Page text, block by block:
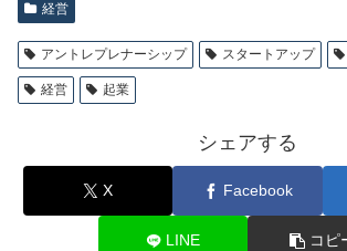
経営
アントレプレナーシップ スタートアップ
経営 起業
シェアする
X Facebook
LINE コピ